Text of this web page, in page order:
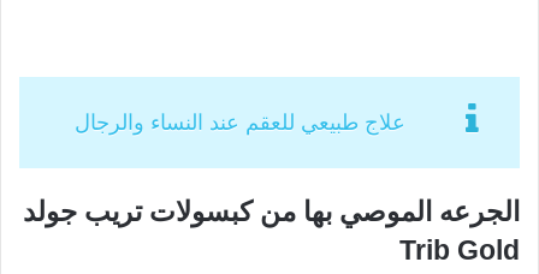
علاج طبيعي للعقم عند النساء والرجال
الجرعه الموصي بها من كبسولات تريب جولد
Trib Gold